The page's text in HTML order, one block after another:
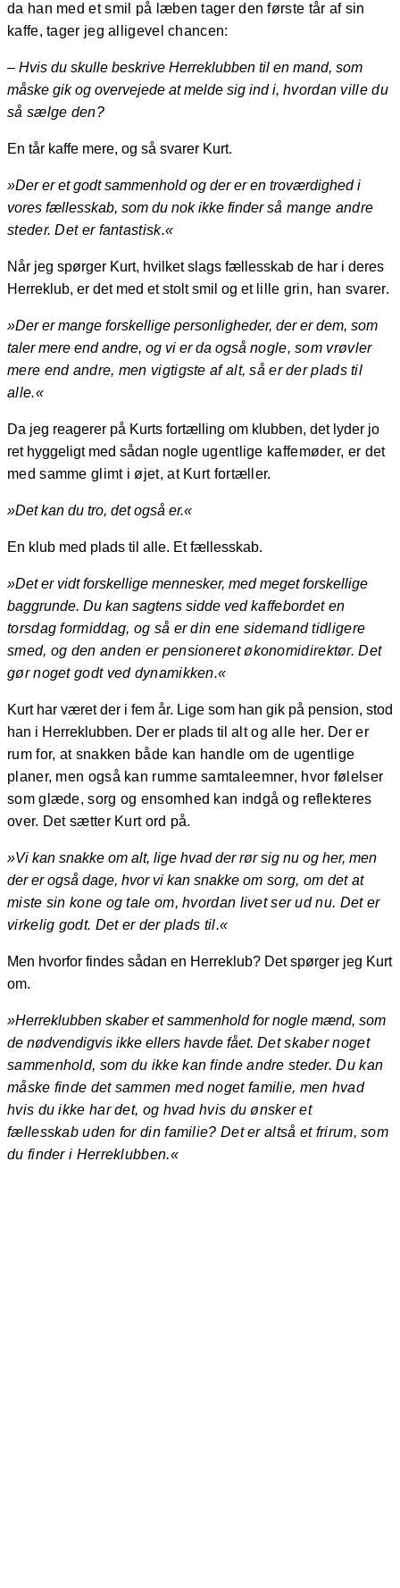
da han med et smil på læben tager den første tår af sin
kaffe, tager jeg alligevel chancen:
– Hvis du skulle beskrive Herreklubben til en mand, som
måske gik og overvejede at melde sig ind i, hvordan ville du
så sælge den?
En tår kaffe mere, og så svarer Kurt.
»Der er et godt sammenhold og der er en troværdighed i
vores fællesskab, som du nok ikke finderså mange andre
steder. Det er fantastisk.«
Når jeg spørger Kurt, hvilket slags fællesskab de har i deres
Herreklub, er det med et stolt smil og et lille grin, han svarer.
»Der er mange forskellige personligheder, der er dem, som
taler mere end andre, og vi er da også nogle, som vrøvler
mere end andre, men vigtigste af alt, så er der plads til
alle.«
Da jeg reagerer på Kurts fortælling om klubben, det lyder jo
ret hyggeligt med sådan nogle ugentlige kaffemøder, er det
med samme glimt i øjet, at Kurt fortæller.
»Det kan du tro, det også er.«
En klub med plads til alle. Et fællesskab.
»Det er vidt forskellige mennesker, med meget forskellige
baggrunde. Du kan sagtens sidde vedkaffebordet en
torsdag formiddag, og så er din ene sidemand tidligere
smed, og den anden er pensioneret økonomidirektør. Det
gør noget godt ved dynamikken.«
Kurt har været der i fem år. Lige som han gik på pension, stod
han i Herreklubben. Der er plads til alt og alle her. Der er
rum for, at snakken både kan handle om de ugentlige
planer, men også kan rumme samtaleemner, hvor følelser
som glæde, sorg og ensomhed kan indgå og reflekteres
over. Det sætter Kurt ord på.
»Vi kan snakke om alt, lige hvad der rør sig nu og her, men
der er også dage, hvor vi kan snakke om sorg, om det at
miste sin kone og tale om, hvordan livet ser ud nu. Det er
virkelig godt. Det er der plads til.«
Men hvorfor findes sådan en Herreklub? Det spørger jeg Kurt
om.
»Herreklubben skaber et sammenhold for nogle mænd, som
de nødvendigvis ikke ellers havde fået. Det skaber noget
sammenhold, som du ikke kan finde andre steder. Du kan
måske finde det sammen med noget familie, men hvad
hvis du ikke har det, og hvad hvis du ønsker et
fællesskabuden for din familie? Det er altså et frirum, som
du finder i Herreklubben.«